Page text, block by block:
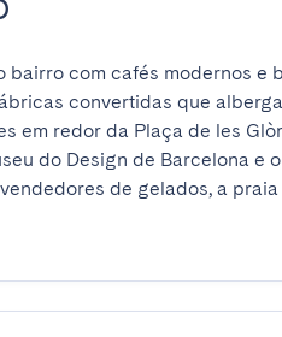
bairro com cafés modernos e
convertidas que
em redor da Plaça de les
do Design de Barcelona e
de gelados, a